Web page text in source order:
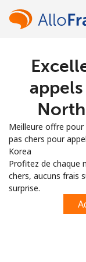
Vous avez
Meilleure offre
pas chers pour
Korea
Profitez de chaque
chers, aucuns frais
surprise.